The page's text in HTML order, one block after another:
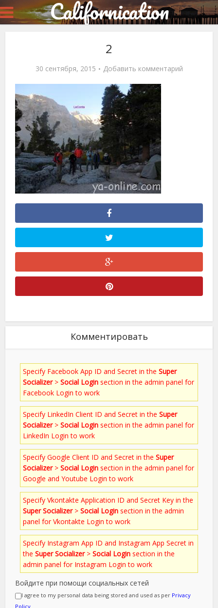
Californication
2
30 сентября, 2015 Добавить комментарий
Комментировать
Specify Facebook App ID and Secret in theSuper
Socializer>Social Login section in the admin panel for
Facebook Login to work
Specify LinkedIn Client ID and Secret in theSuper
Socializer>Social Login section in the admin panel for
LinkedIn Login to work
Specify Google Client ID and Secret in theSuper
Socializer>Social Login section in the admin panel for
Google and Youtube Login to work
Specify Vkontakte Application ID and Secret Key in the
Super Socializer>Social Login section in the admin
panel for Vkontakte Login to work
Specify Instagram App ID and Instagram App Secret in
theSuper Socializer>Social Login section in the
admin panel for Instagram Login to work
Войдите при помощи социальных сетей
I agree to my personal data being stored and used as per Privacy
Policy